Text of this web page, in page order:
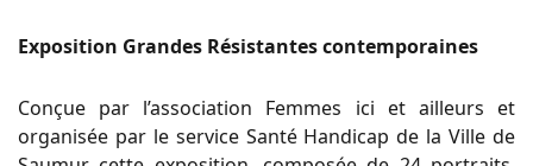
Exposition Grandes Résistantes contemporaines
Conçue par l’association Femmes ici et ailleurs et
organisée par le service Santé Handicap de la Ville de